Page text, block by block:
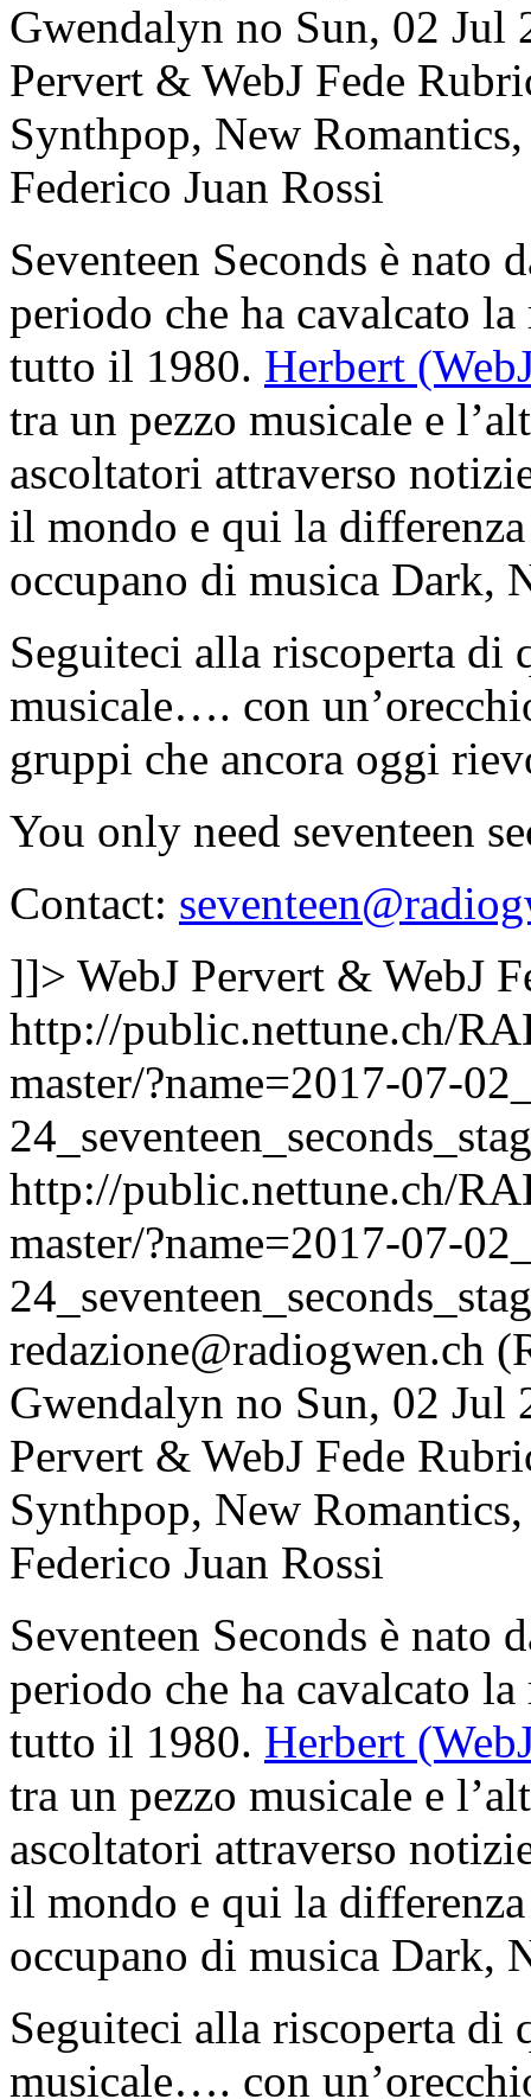
Gwendalyn no Sun, 02 Jul
Pervert & WebJ Fede
Synthpop, New
Federico Juan Rossi
Seventeen Seconds è nato
periodo che ha cavalcato
tutto il 1980. Herbert
tra un pezzo musicale e
ascoltatori attraverso
il mondo e qui la
occupano di musica Dark,
Seguiteci alla riscoperta di
musicale…. con
gruppi che ancora oggi
You only need seventeen
Contact:
]]> WebJ Pervert & WebJ
http://public.nettune.ch/
master/?name=2017-07-
http://public.nettune.ch/
master/?name=2017-07-
redazione@radiogwen.ch
Gwendalyn no Sun, 02 Jul
Pervert & WebJ Fede
Synthpop, New
Federico Juan Rossi
Seventeen Seconds è nato
periodo che ha cavalcato
tutto il 1980. Herbert
tra un pezzo musicale e
ascoltatori attraverso
il mondo e qui la
occupano di musica Dark,
Seguiteci alla riscoperta di
musicale…. con